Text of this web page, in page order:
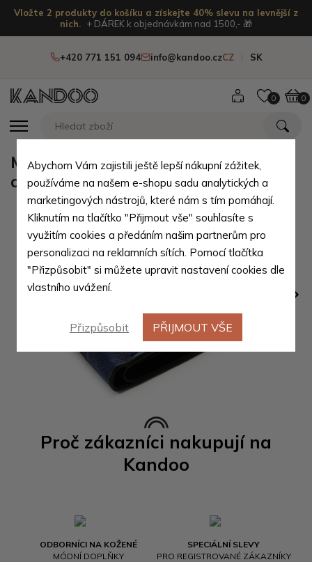
Vložte 2 produkty do košíku a získejte 40% slevu na levnější z
nich.
+ DÁREK k objednávkám nad 1500,- 🎁
+420 771 151 094 info@kandoo.czCZ SK
0 0
Proč zákazníci nakupují na
Kandoo
ODBORNÍCI NA KOŽENÉ
MÓDNÍ DOPLŇKY
SPECIÁLNÍ SLEVY
PRO REGISTROVANÉ ZÁKAZNÍKY
Modročerná pánská peněženka -
dokladovka Manolis
Abychom Vám zajistili ještě lepší nákupní zážitek,
používáme na našem e-shopu sadu analytických a
marketingových nástrojů, které nám s tím pomáhají.
Kliknutím na tlačítko "Přijmout vše" souhlasíte s
využitím cookies a předáním našim partnerům pro
personalizaci na reklamních sítích. Pomocí tlačítka
"Přizpůsobit" si můžete upravit nastavení cookies dle
vlastního uvážení.
Přizpůsobit PŘIJMOUT VŠE